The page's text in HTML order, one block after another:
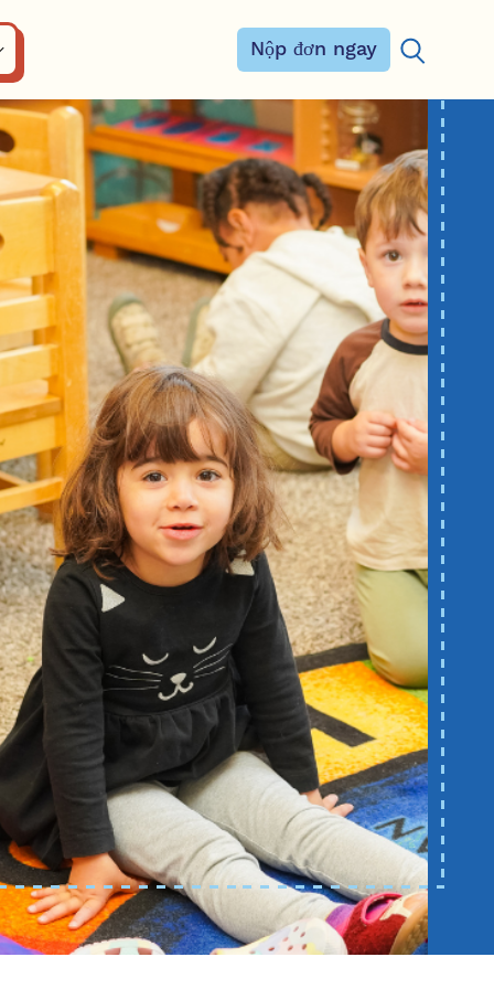
Nộp đơn ngay
Tìm kiếm: